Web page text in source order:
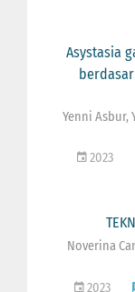
Asystasia
Yenni Asbur,
2023
Noverina
2023